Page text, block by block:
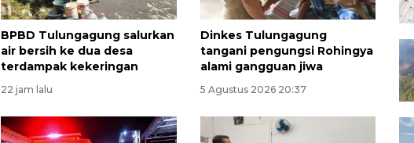
BPBD Tulungagung salurkan
air bersih ke dua desa
terdampak kekeringan
22 jam lalu
Dinkes Tulungagung
tangani pengungsi Rohingya
alami gangguan jiwa
5 Agustus 2026 20:37